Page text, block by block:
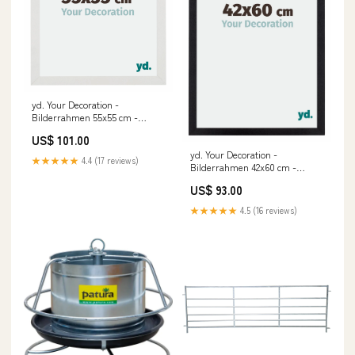
yd. Your Decoration -
Bilderrahmen 55x55 cm -
Acrylglas - Antireflex - Ausg
cvp_80
US$ 101.00
★★★★★ 4.4 (17 reviews)
yd. Your Decoration -
Bilderrahmen 42x60 cm -
Acrylglas - Antireflex - Ausg
special_offer
US$ 93.00
★★★★★ 4.5 (16 reviews)